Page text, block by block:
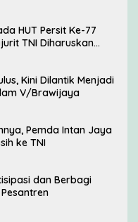
HUT Persit Ke-77
TNI Diharuskan
Kini Dilantik Menjadi
V/Brawijaya
Pemda Intan Jaya
ke TNI
dan Berbagi